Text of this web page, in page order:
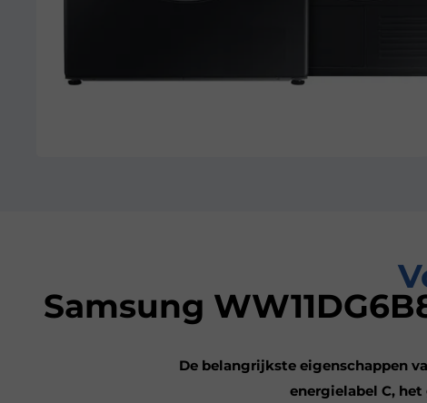
Samsung
De belangrijkste eigenschappen
energielabel C,